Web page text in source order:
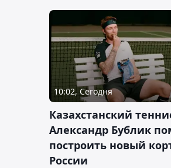
10:02, Сегодня
Казахстанский
Александр Бублик
построить новый
России